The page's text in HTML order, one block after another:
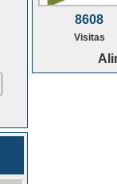
8608
Visitas